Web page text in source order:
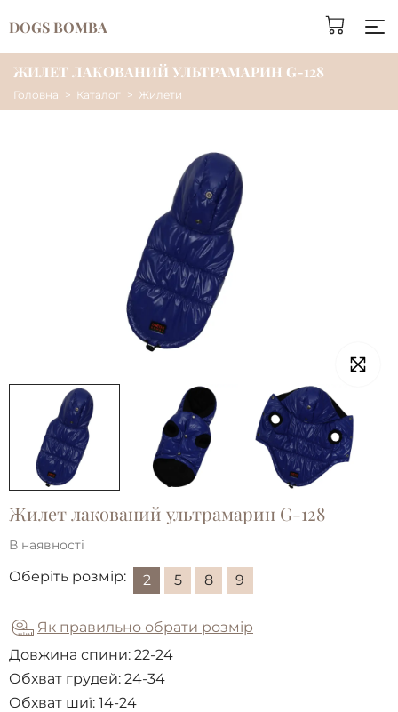
DOGS BOMBA
ЖИЛЕТ ЛАКОВАНИЙ УЛЬТРАМАРИН G-128
Головна Каталог Жилети
Жилет лакований ультрамарин G-128
В наявності
Оберіть розмір: 2 5 8 9
Як правильно обрати розмір
Довжина спини: 22-24
Обхват грудей: 24-34
Обхват шиї: 14-24